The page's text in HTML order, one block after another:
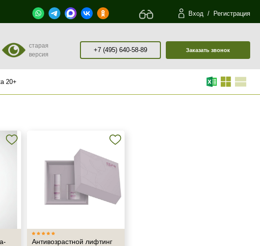
Вход / Регистрация
старая
версия
+7 (495) 640-58-89 Заказать звонок
20+
Антивозрастной лифтинг